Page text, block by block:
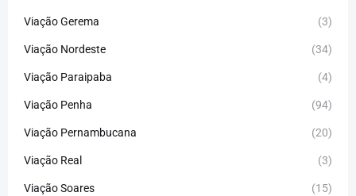
Viação Gerema (3)
Viação Nordeste (34)
Viação Paraipaba (4)
Viação Penha (94)
Viação Pernambucana (20)
Viação Real (3)
Viação Soares (15)